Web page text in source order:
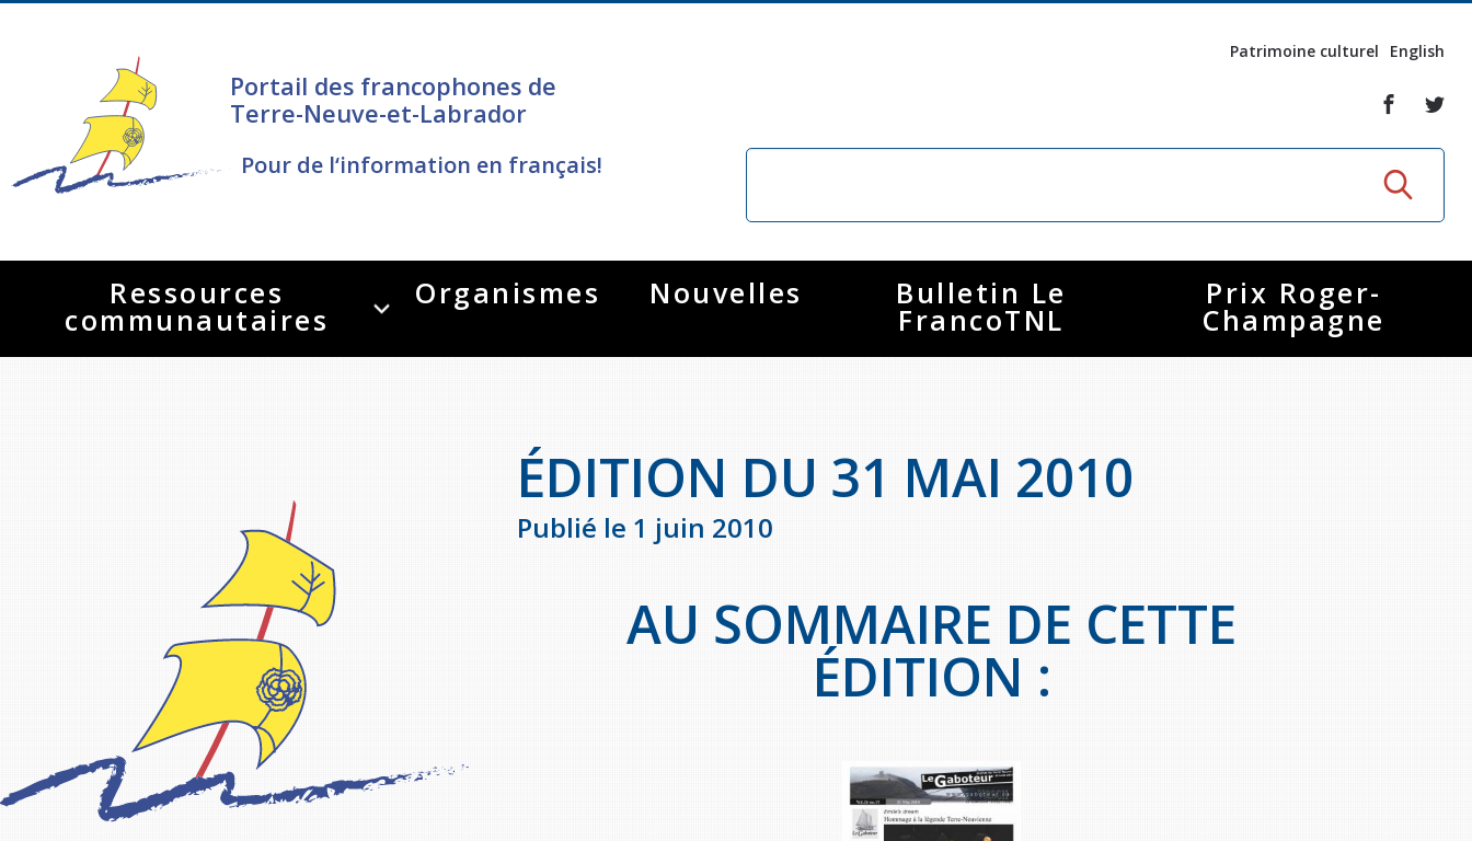
Portail des francophones de
Terre-Neuve-et-Labrador
Pour de l‘information en français!
Patrimoine culturel English
Ressources
communautaires
Organismes Nouvelles Bulletin Le
FrancoTNL
Prix Roger-
Champagne
ÉDITION DU 31 MAI 2010
Publié le 1 juin 2010
AU SOMMAIRE DE CETTE
ÉDITION :